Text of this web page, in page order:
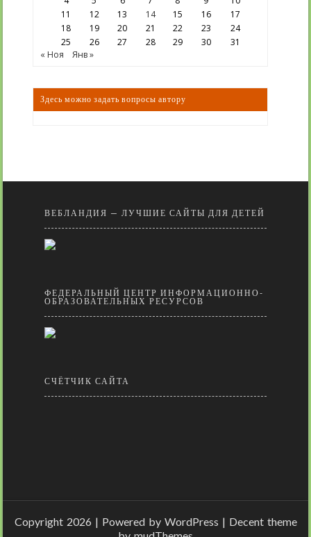
11
12 13 14 15 16
17
18
19 20 21 22 23
24
25
26 27 28 29 30
31
« Ноя
Янв »
Здесь можно задать вопросы автору
ВЕБЛАНДИЯ — ЛУЧШИЕ САЙТЫ ДЛЯ ДЕТЕЙ
ФЕДЕРАЛЬНЫЙ ЦЕНТР ИНФОРМАЦИОННО-
ОБРАЗОВАТЕЛЬНЫХ РЕСУРСОВ
СЧЁТЧИК САЙТА
Copyright 2026 | Powered by WordPress | Decent theme